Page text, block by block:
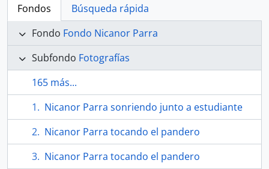
Fondos
Búsqueda rápida
Fondo Fondo Nicanor Parra
Subfondo Fotografías
165 más...
Nicanor Parra sonriendo junto a estudiante
Nicanor Parra tocando el pandero
Nicanor Parra tocando el pandero